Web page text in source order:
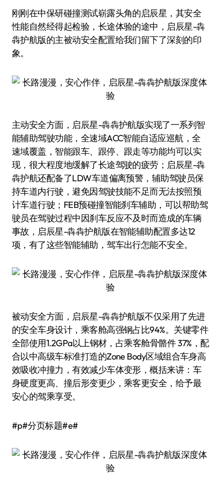
刚刚在中保研碰撞测试崭露头角的启辰星，其安全
性能自然经得起检验，长途体验的途中，启辰星-犇
犇护航版的主被动安全配置给我们留下了深刻的印
象。
主动安全方面，启辰星-犇犇护航版实现了一系列智
能辅助驾驶功能，全速域ACC智能自适应巡航，全
速域覆盖，智能跟车、跟停、跟走等功能均可以实
现，很大程度地缓解了长途驾驶的疲劳；启辰星-犇
犇护航还配备了LDW车道偏离预警，辅助驾驶员保
持车道内行驶，避免因驾驶技能不足而无法按照预
计车道行驶；FEB预碰撞智能刹车辅助，可以帮助驾
驶员在驾驶过程中因刹车反应不及时而造成的车辆
事故，启辰星-犇犇护航版在智能辅助配置多达12
项，有了这些智能辅助，驾车出行怎能不安全。
被动安全方面，启辰星-犇犇护航版不仅采用了先进
的安全车身设计，乘客舱高强钢占比94%。关键零件
全部使用1.2GPa以上钢材，占乘客舱骨骼件 37%，配
合以中高级车标准打造的Zone Body区域组合车身高
效吸收冲撞力，有效减少车体变形，概括来讲：车
身硬度更高、撞后形变更少，乘客更安全，给予最
安心的驾乘享受。
#p#分页标题#e#